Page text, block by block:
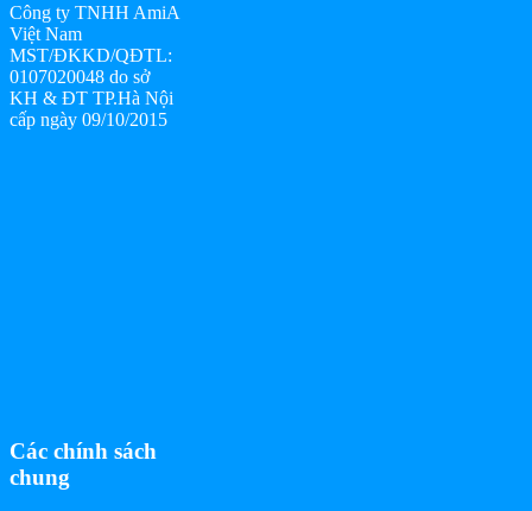
Công ty TNHH AmiA
Việt Nam
MST/ĐKKD/QĐTL:
0107020048 do sở
KH & ĐT TP.Hà Nội
cấp ngày 09/10/2015
Các chính sách
chung